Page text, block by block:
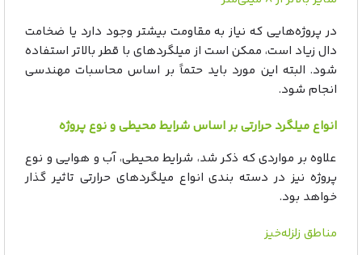
در پروژه‌هایی که نیاز به مقاومت بیشتر وجود دارد یا ضخامت
دال زیاد است، ممکن است از میلگردهای با قطر بالاتر استفاده
شود. البته این مورد باید حتماً بر اساس محاسبات مهندسی
انجام شود.
انواع میلگرد حرارتی بر اساس شرایط محیطی و نوع پروژه
علاوه بر مواردی که ذکر شد، شرایط محیطی، آب و هوایی و نوع
پروژه نیز در دسته بندی انواع میلگردهای حرارتی تاثیر گذار
خواهد بود.
مناطق زلزله‌خیز